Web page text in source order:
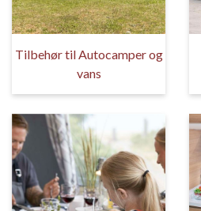
Tilbehør til Autocamper og
vans